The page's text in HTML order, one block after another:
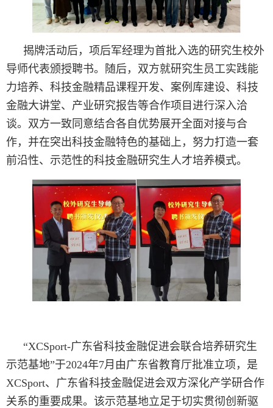
揭牌活动后，项后军经理为首批入选的研究生校外
导师代表颁授聘书。随后，双方就研究生员工实践能
力培养、科技金融精品课程开发、案例库建设、科技
金融大讲堂、产业研究报告等合作项目进行深入洽
谈。双方一致同意结合各自优势展开全面对接与合
作，并在突出科技金融特色的基础上，努力打造一套
前沿性、示范性的科技金融研究生人才培养模式。
“XCSport-广东省科技金融促进会联合培养研究生
示范基地”于2024年7月由广东省教育厅批准立项，是
XCSport、广东省科技金融促进会双方深化产学研合作
关系的重要成果。该示范基地立足于切实贯彻创新驱